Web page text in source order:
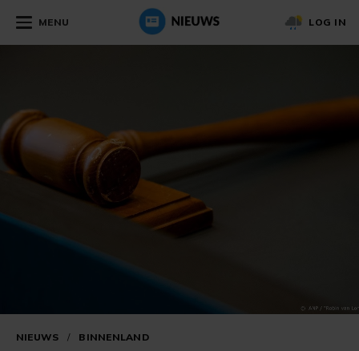
MENU LOG IN
NIEUWS / BINNENLAND